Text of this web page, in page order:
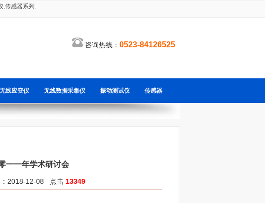
,传感器系列.
咨询热线： 0523-84126525
无线应变仪 无线数据采集仪 振动测试仪 传感器
一一年学术研讨会
2018-12-08 点击 13349